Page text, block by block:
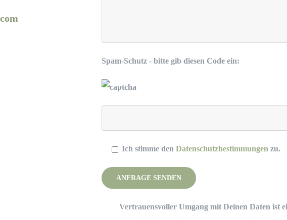
Spam-Schutz - bitte gib diesen Code ein:
Ich stimme denDatenschutzbestimmungenzu.
Please leave this field empty.
Vertrauensvoller Umgang mit Deinen Daten ist